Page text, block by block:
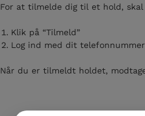
For at tilmelde dig til et hold, skal
Klik på “Tilmeld”
Log ind med dit
Når du er tilmeldt holdet,